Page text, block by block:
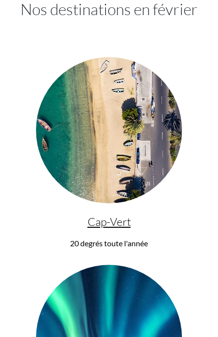
Nos destinations en février
Cap-Vert
20 degrés toute l'année